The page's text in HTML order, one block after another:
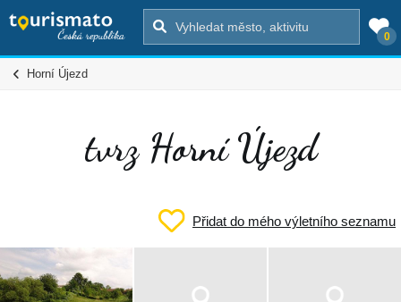
0
Horní Újezd
tvrz Horní Újezd
Přidat do mého výletního seznamu